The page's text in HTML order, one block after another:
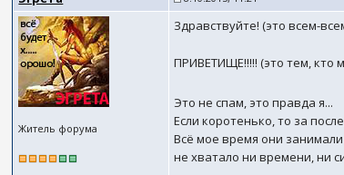
Житель форума
Здравствуйте! (это всем-
ПРИВЕТИЩЕ!!!!! (это тем,
Это не спам, это правда я...
Если коротенько, то за
Всё мое время они
не хватало ни времени, ни